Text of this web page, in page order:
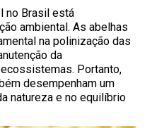
no Brasil está
ambiental. As abelhas
na polinização das
da
Portanto,
desempenham um
natureza e no equilíbrio